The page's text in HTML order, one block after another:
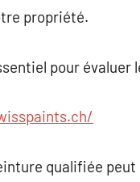
propriété.
pour
qualifiée